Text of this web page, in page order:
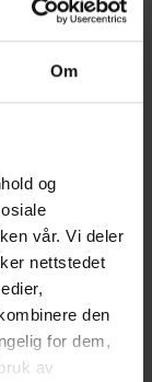
Om
og
vår. Vi deler
nettstedet
den
for dem,
av